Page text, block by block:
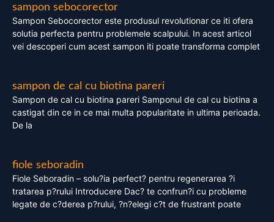
sampon sebocorector
Sampon Sebocorector este produsul revolutionar ce iti ofera
solutia perfecta pentru problemele scalpului. In acest articol
vei descoperi cum acest sampon iti poate transforma complet
sampon de cal cu biotina pareri
Sampon de cal cu biotina pareri Samponul de cal cu biotina a
castigat din ce in ce mai multa popularitate in ultima perioada.
De la
fiole seboradin
Fiole Seboradin – solu?ia perfect? pentru regenerarea ?i
tratarea p?rului Introducere Dac? te confrun?i cu probleme
legate de c?derea p?rului, ?n?elegi c?t de frustrant poate